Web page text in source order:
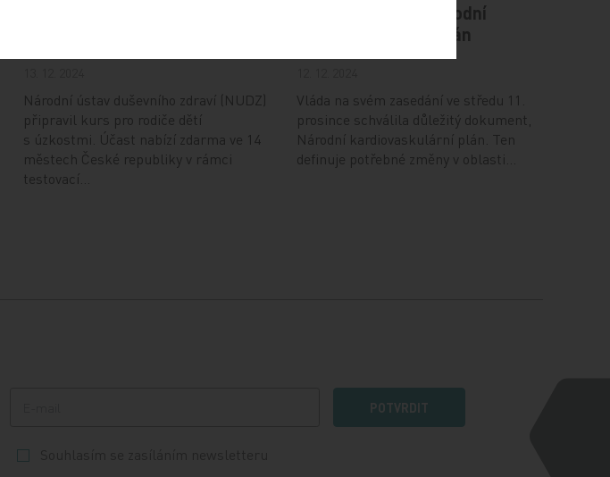
Národní ústav duševního zdraví (NUDZ)
připravil kurs pro rodiče dětí
s úzkostmi. Účast nabízí zdarma ve 14
městech České republiky v rámci
testovací…
Vláda schválila Národní
kardiovaskulární plán
Vláda na svém zasedání ve středu 11.
prosince schválila důležitý dokument,
Národní kardiovaskulární plán. Ten
definuje potřebné změny v oblasti…
POTVRDIT